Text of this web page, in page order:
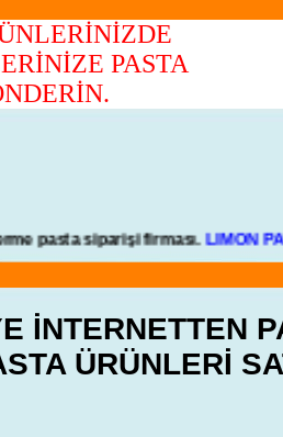
PASTA
siparişi firması.LİMON
İNTERNETTEN
ÜRÜNLERİ